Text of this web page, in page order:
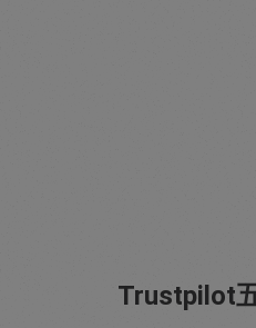
Trustpilot